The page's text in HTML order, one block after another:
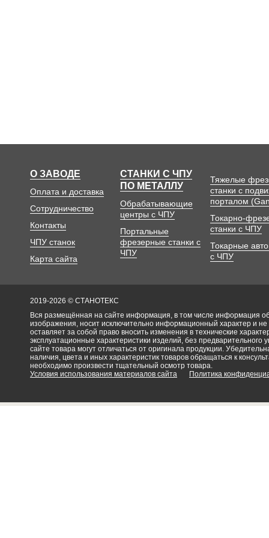
О ЗАВОДЕ
Оплата и доставка
Сотрудничество
Контакты
ЧПУ станок
Карта сайта
СТАНКИ С ЧПУ
ПО МЕТАЛЛУ
Обрабатывающие
центры с ЧПУ
Портальные
фрезерные станки с
ЧПУ
Тяжелые
станки с
порталом
Токарно-
станки с ЧПУ
Токарные
с ЧПУ
2019-2026 © СТАНОТЕКС
Вся размещённая на сайте информация, в том числе информация об
изображения, носит исключительно информационный характер и
оставляет за собой право вносить изменения в технические
эксплуатационные характеристики изделий, без
сайте товара могут отличаться от оригинала продукции.
наличия, цвета и иных характеристик товаров обращаться к
необходимо произвести тщательный осмотр товара.
Условия использования материалов сайта
Политика